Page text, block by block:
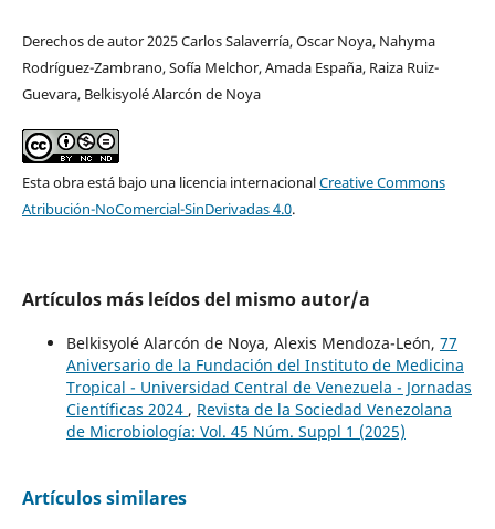
Derechos de autor 2025 Carlos Salaverría, Oscar Noya, Nahyma
Rodríguez-Zambrano, Sofía Melchor, Amada España, Raiza Ruiz-
Guevara, Belkisyolé Alarcón de Noya
Esta obra está bajo una licencia internacionalCreative Commons
Atribución-NoComercial-SinDerivadas 4.0.
Artículos más leídos del mismo autor/a
Belkisyolé Alarcón de Noya, Alexis Mendoza-León, 77
Aniversario de la Fundación del Instituto de Medicina
Tropical - Universidad Central de Venezuela - Jornadas
Científicas 2024 , Revista de la Sociedad Venezolana
de Microbiología: Vol. 45 Núm. Suppl 1 (2025)
Artículos similares